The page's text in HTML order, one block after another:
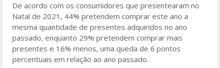
De acordo com os consumidores que presentearam no
Natal de 2021, 44% pretendem comprar este ano a
mesma quantidade de presentes adquiridos no ano
passado, enquanto 29% pretendem comprar mais
presentes e 16% menos, uma queda de 6 pontos
percentuais em relação ao ano passado.